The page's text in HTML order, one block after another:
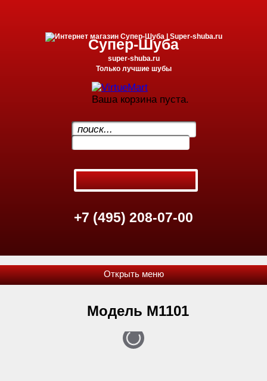
Супер-Шуба
super-shuba.ru
Только лучшие шубы
Ваша корзина пуста.
.
+7 (495) 208-07-00
Модель М1101